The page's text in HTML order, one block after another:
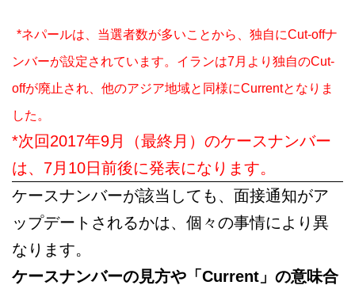
*ネパールは、当選者数が多いことから、独自にCut-offナ
ンバーが設定されています。イランは7月より独自のCut-
offが廃止され、他のアジア地域と同様にCurrentとなりま
した。
*次回2017年9月（最終月）のケースナンバー
は、7月10日前後に発表になります。
ケースナンバーが該当しても、面接通知がア
ップデートされるかは、個々の事情により異
なります。
ケースナンバーの見方や「Current」の意味合